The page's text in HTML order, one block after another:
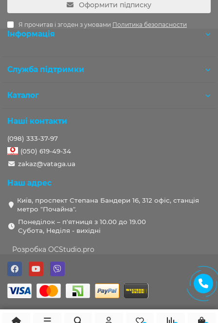
Оформити підписку
Я прочитав і згоден з умовами Политика безопасности
Інформація
Служба підтримки
Каталог
Наші контакти
(098) 333-37-97
(050) 619-49-34
zakaz@vataga.ua
Наш адрес
Київ, проспект Степана Бандери 16, 312 офіс, станція
метро "Почайна".
Понеділок – п'ятниця з 10.00 до 19.00
Субота, Неділя - вихідні
Розробка OCStudio.pro